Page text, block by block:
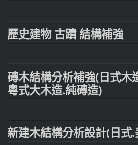
歷史建物 古蹟 結構補強
磚木結構分析補強(日式木
粵式大木造.純磚造)
新建木結構分析設計(日式.